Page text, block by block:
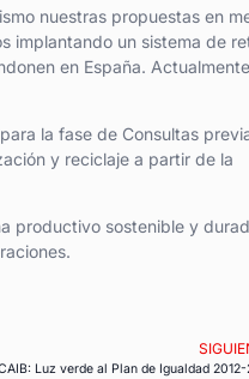
nuestras propuestas en
implantando un sistema de
en España. Actualmente
la fase de Consultas
y reciclaje a partir de la
productivo sostenible y
Luz verde al Plan de Igualdad 2012-